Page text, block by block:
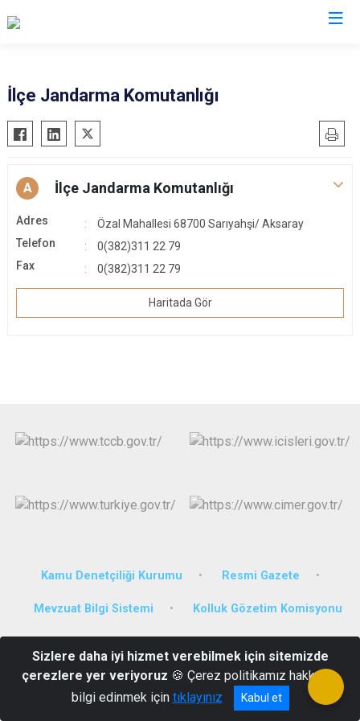
Ağaçören
Eskil
Gülağaç
Güzelyurt
Ortaköy
Sarıyahşi
İlçe Jandarma Komutanlığı
A İlçe Jandarma Komutanlığı
Adres
Özal Mahallesi 68700 Sarıyahşi/ Aksaray
Telefon
0(382)311 22 79
Fax
0(382)311 22 79
Haritada Gör
Kamu Denetçiliği Kurumu Resmi Gazete
Mevzuat Bilgi Sistemi Kolluk Gözetim Komisyonu
Özal Mahallesi Sağlık Caddesi 68700 Sarıyahşi Kaymakamlığı
0(382) 311 21 51
Sizlere daha iyi hizmet verebilmek için sitemizde
çerezlere yer veriyoruz 🍪 Çerez politikamız hakkında
bilgi edinmek için tıklayınız Kabul et